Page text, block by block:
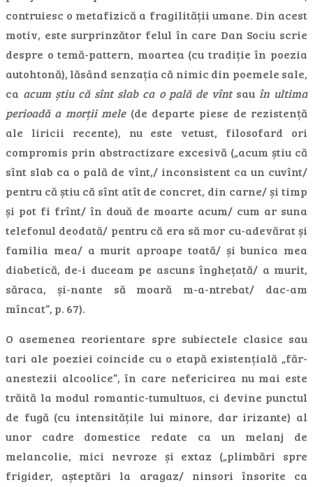
contruiesc o metafizică a fragilității umane. Din acest
motiv, este surprinzător felul în care Dan Sociu scrie
despre o temă-pattern, moartea (cu tradiție în poezia
autohtonă), lăsând senzația că nimic din poemele sale,
ca acum știu că sînt slab ca o pală de vîntsau în ultima
perioadă a morții mele(de departe piese de rezistență
ale liricii recente), nu este vetust, filosofard ori
compromis prin abstractizare excesivă („acum știu că
sînt slab ca o pală de vînt,/ inconsistent ca un cuvînt/
pentru că știu că sînt atît de concret, din carne/ și timp
și pot fi frînt/ în două de moarte acum/ cum ar suna
telefonul deodată/ pentru că era să mor cu-adevărat și
familia mea/ a murit aproape toată/ și bunica mea
diabetică, de-i duceam pe ascuns înghețată/ a murit,
săraca, și-nante să moară m-a-ntrebat/ dac-am
mîncat”, p. 67).
O asemenea reorientare spre subiectele clasice sau
tari ale poeziei coincide cu o etapă existențială „făr-
anestezii alcoolice”, în care nefericirea nu mai este
trăită la modul romantic-tumultuos, ci devine punctul
de fugă (cu intensitățile lui minore, dar irizante) al
unor cadre domestice redate ca un melanj de
melancolie, mici nevroze și extaz („plimbări spre
frigider, așteptări la aragaz/ ninsori însorite ca